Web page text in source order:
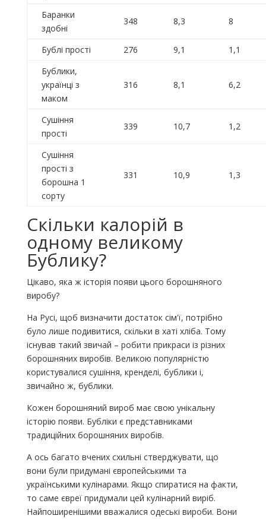
Баранки
здобні
348 8,3 8
Бублі прості 276 9,1
1,1
Бублики,
українці з
маком
316 8,1 6,2
Сушіння
прості
339 10,7 1,2
Сушіння
прості з
борошна 1
сорту
331 10,9 1,3
Скільки калорій в
одному великому
Бублику?
Цікаво, яка ж історія появи цього борошняного
виробу?
На Русі, щоб визначити достаток сім'ї, потрібно
було лише подивитися, скільки в хаті хліба. Тому
існував такий звичай – робити прикраси із різних
борошняних виробів. Великою популярністю
користувалися сушіння, кренделі, бублики і,
звичайно ж, бублики.
Кожен борошняний вироб має свою унікальну
історію появи. Бубліки є представниками
традиційних борошняних виробів.
А ось багато вчених схильні стверджувати, що
вони були придумані європейськими та
українськими кулінарами. Якщо спиратися на факти,
то саме євреї придумали цей кулінарний виріб.
Найпоширенішими вважалися одеські вироби. Вони